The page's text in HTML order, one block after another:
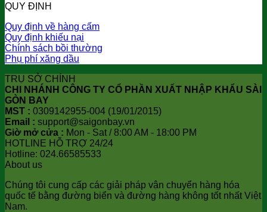
QUY ĐỊNH
Quy định về hàng cấm
Quy định khiếu nại
Chính sách bồi thường
Phụ phí xăng dầu
TRỤ SỞ CHÍNH
CHI NHÁNH CÔNG TY CỔ PHẦN XUẤT NHẬP KHẨU SÀI
GÒN BAY
MST : 0309142955-004 (19/01/2015)
Email : support@saigonbay.vn
Giờ mở cửa : Mon - Sat / 8:00 AM - 18:00 PM
HOTLINE HỖ TRỢ 24/24
Hotline: 024.66585533
About us
Chúng tôi cung cấp các giải pháp vận chuyển hàng hóa
quốc tế bằng đường biển và đường hàng không tốt nhất Việt
Nam.